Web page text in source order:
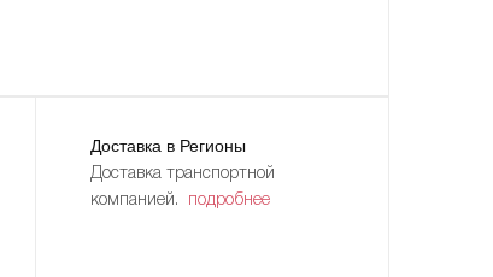
Доставка в Регионы
Доставка транспортной
компанией. подробнее